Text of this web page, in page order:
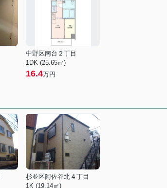
中野区南台２丁目
1DK (25.65㎡)
16.4万円
杉並区阿佐谷北４丁目
1K (19.14㎡)